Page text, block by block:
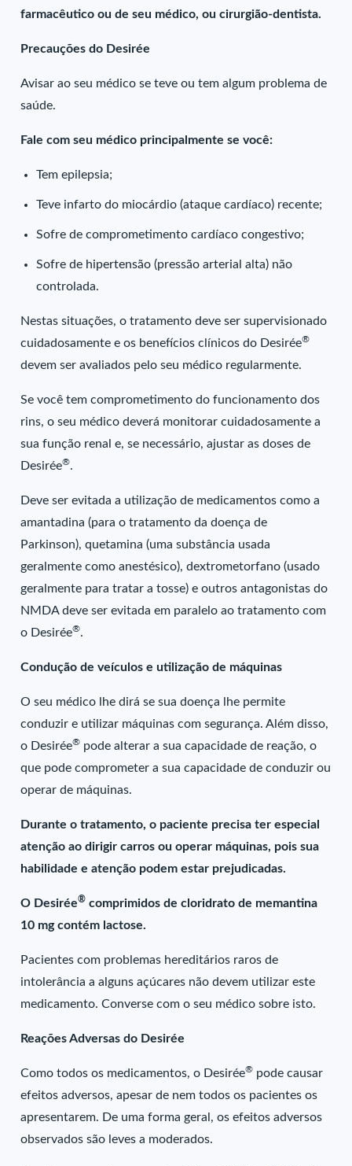
farmacêutico ou de seu médico, ou cirurgião-dentista.
Precauções do Desirée
Avisar ao seu médico se teve ou tem algum problema de
saúde.
Fale com seu médico principalmente se você:
Tem epilepsia;
Teve infarto do miocárdio (ataque cardíaco) recente;
Sofre de comprometimento cardíaco congestivo;
Sofre de hipertensão (pressão arterial alta) não
controlada.
Nestas situações, o tratamento deve ser supervisionado
cuidadosamente e os benefícios clínicos do Desirée®
devem ser avaliados pelo seu médico regularmente.
Se você tem comprometimento do funcionamento dos
rins, o seu médico deverá monitorar cuidadosamente a
sua função renal e, se necessário, ajustar as doses de
Desirée®.
Deve ser evitada a utilização de medicamentos como a
amantadina (para o tratamento da doença de
Parkinson), quetamina (uma substância usada
geralmente como anestésico), dextrometorfano (usado
geralmente para tratar a tosse) e outros antagonistas do
NMDA deve ser evitada em paralelo ao tratamento com
o Desirée®.
Condução de veículos e utilização de máquinas
O seu médico lhe dirá se sua doença lhe permite
conduzir e utilizar máquinas com segurança. Além disso,
o Desirée® pode alterar a sua capacidade de reação, o
que pode comprometer a sua capacidade de conduzir ou
operar de máquinas.
Durante o tratamento, o paciente precisa ter especial
atenção ao dirigir carros ou operar máquinas, pois sua
habilidade e atenção podem estar prejudicadas.
O Desirée® comprimidos de cloridrato de memantina
10 mg contém lactose.
Pacientes com problemas hereditários raros de
intolerância a alguns açúcares não devem utilizar este
medicamento. Converse com o seu médico sobre isto.
Reações Adversas do Desirée
Como todos os medicamentos, o Desirée® pode causar
efeitos adversos, apesar de nem todos os pacientes os
apresentarem. De uma forma geral, os efeitos adversos
observados são leves a moderados.